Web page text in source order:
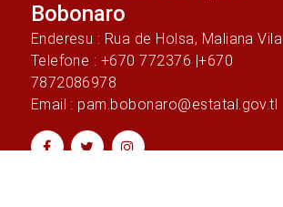
Bobonaro
Enderesu : Rua de Holsa, Maliana Vila
Telefone : +670 772376 |+670
7872086978
Email : pam.bobonaro@estatal.gov.tl